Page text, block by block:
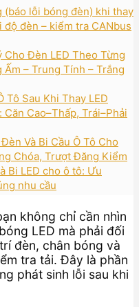
(báo lỗi bóng đèn) khi thay
đèn – kiểm tra CANbus
Cho Đèn LED Theo Từng
– Trung Tính – Trắng
Tô Sau Khi Thay LED
Cao–Thấp, Trái–Phải
Và Bi Cầu Ô Tô Cho
Chóa, Trượt Đăng Kiểm
Bi LED cho ô tô: Ưu
nhu cầu
không chỉ cần nhìn
LED mà phải đối
đèn, chân bóng và
tra tải. Đây là phần
phát sinh lỗi sau khi